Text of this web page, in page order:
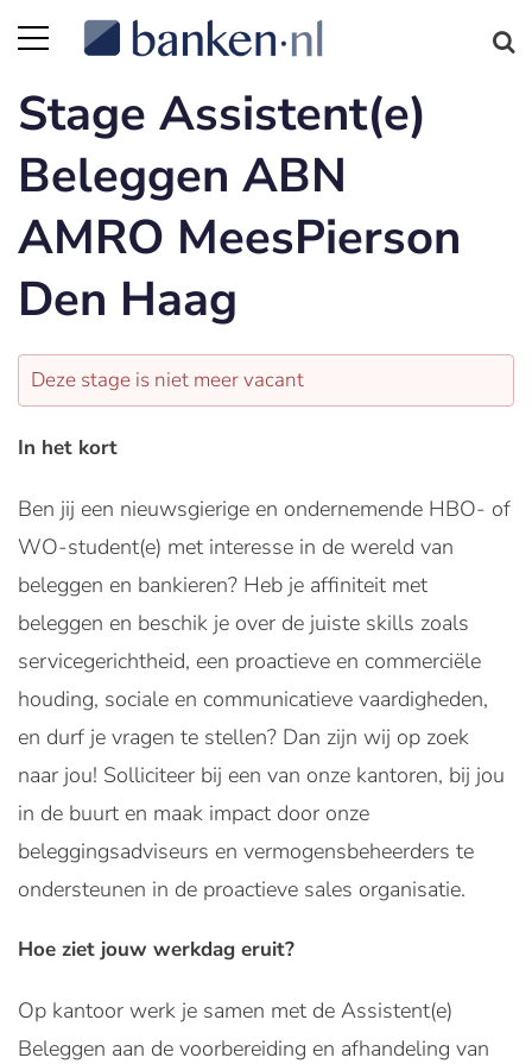
Stage Assistent(e)
Beleggen ABN
AMRO MeesPierson
Den Haag
Deze stage is niet meer vacant
In het kort
Ben jij een nieuwsgierige en ondernemende HBO- of
WO-student(e) met interesse in de wereld van
beleggen en bankieren? Heb je affiniteit met
beleggen en beschik je over de juiste skills zoals
servicegerichtheid, een proactieve en commerciële
houding, sociale en communicatieve vaardigheden,
en durf je vragen te stellen? Dan zijn wij op zoek
naar jou! Solliciteer bij een van onze kantoren, bij jou
in de buurt en maak impact door onze
beleggingsadviseurs en vermogensbeheerders te
ondersteunen in de proactieve sales organisatie.
Hoe ziet jouw werkdag eruit?
Op kantoor werk je samen met de Assistent(e)
Beleggen aan de voorbereiding en afhandeling van